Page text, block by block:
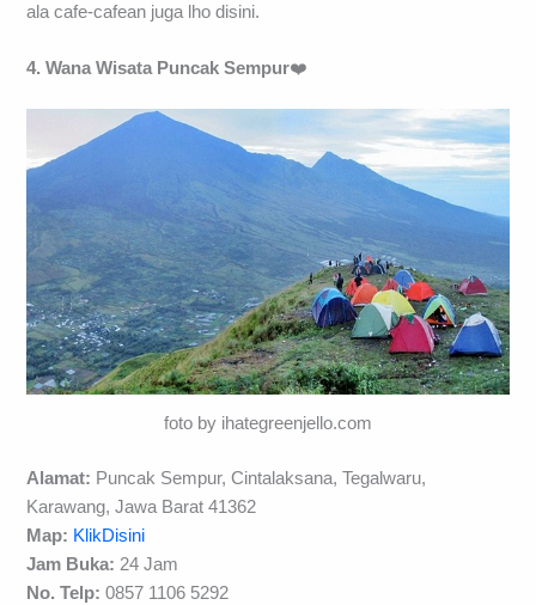
ala cafe-cafean juga lho disini.
4. Wana Wisata Puncak Sempur❤️
foto by ihategreenjello.com
Alamat: Puncak Sempur, Cintalaksana, Tegalwaru,
Karawang, Jawa Barat 41362
Map: KlikDisini
Jam Buka: 24 Jam
No. Telp: 0857 1106 5292